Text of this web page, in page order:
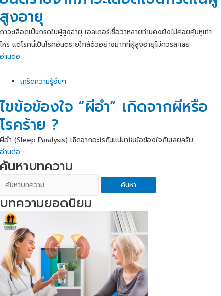
สูงอายุ
ภาวะเลือดเป็นกรดในผู้สูงอายุ เอลเดอร์เชื่อว่าหลายท่านคงยังไม่ค่อยคุ้นหูเท่า
ไหร่ แต่โรคนี้เป็นโรคอันตรายใกล้ตัวอย่างมากที่ผู้สูงอายุไม่ควรละเลย
อ่านต่อ
เกร็ดความรู้อื่นๆ
ไขข้อข้องใจ “ผีอำ” เกิดจากผีหรือ
โรคร้าย ?
ผีอำ (Sleep Paralysis) เกิดจากอะไรกันแน่มาไขข้อข้องใจกันเลยครับ
อ่านต่อ
ค้นหาบทความ
ค้นหา
บทความยอดนิยม